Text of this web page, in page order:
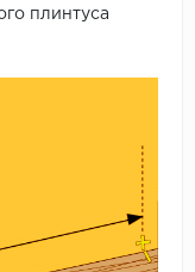
плинтуса